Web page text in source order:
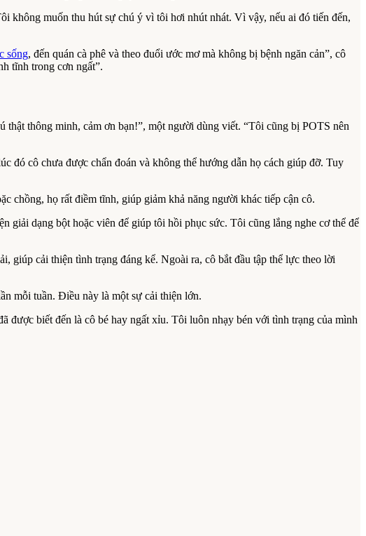
không muốn thu hút sự chú ý vì tôi hơi nhút nhát. Vì vậy, nếu ai đó tiến đến,
sống, đến quán cà phê và theo đuổi ước mơ mà không bị bệnh ngăn cản”, cô
tĩnh trong cơn ngất”.
thông minh, cảm ơn bạn!”, một người dùng viết. “Tôi cũng bị POTS nên
đó cô chưa được chẩn đoán và không thể hướng dẫn họ cách giúp đỡ. Tuy
chồng, họ rất điềm tĩnh, giúp giảm khả năng người khác tiếp cận cô.
giải dạng bột hoặc viên để giúp tôi hồi phục sức. Tôi cũng lắng nghe cơ thể để
giúp cải thiện tình trạng đáng kể. Ngoài ra, cô bắt đầu tập thể lực theo lời
mỗi tuần. Điều này là một sự cải thiện lớn.
được biết đến là cô bé hay ngất xỉu. Tôi luôn nhạy bén với tình trạng của mình